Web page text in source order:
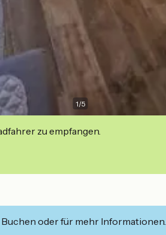
1/5
zu empfangen.
oder für mehr Informationen.